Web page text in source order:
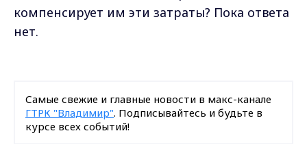
компенсирует им эти затраты? Пока ответа
нет.
Самые свежие и главные новости в макс-канале
ГТРК "Владимир". Подписывайтесь и будьте в
курсе всех событий!